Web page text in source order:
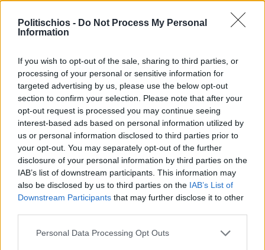
Politischios - Do Not Process My Personal
Information
If you wish to opt-out of the sale, sharing to third parties, or
processing of your personal or sensitive information for
targeted advertising by us, please use the below opt-out
section to confirm your selection. Please note that after your
opt-out request is processed you may continue seeing
interest-based ads based on personal information utilized by
us or personal information disclosed to third parties prior to
your opt-out. You may separately opt-out of the further
disclosure of your personal information by third parties on the
IAB’s list of downstream participants. This information may
also be disclosed by us to third parties on the IAB’s List of
Downstream Participants that may further disclose it to other
Personal Data Processing Opt Outs
Πριν 2 ημέρες
CHIOS FORUM: CHOICES- Πλήθος κόσμου
κατέκλυσε το Ομήρειο για την μεγάλη
διοργάνωση